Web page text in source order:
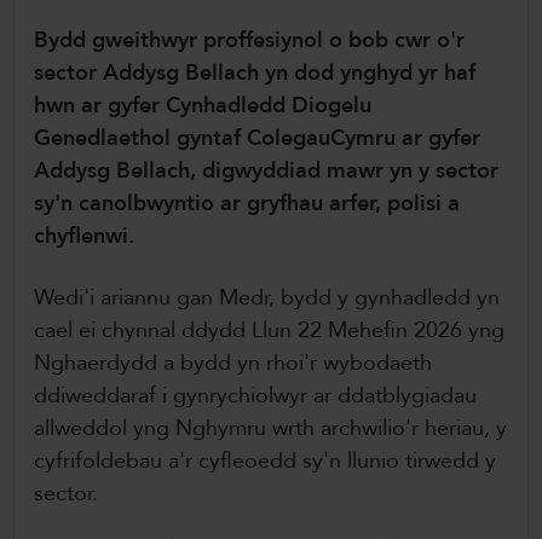
Bydd gweithwyr proffesiynol o bob cwr o'r
sector Addysg Bellach yn dod ynghyd yr haf
hwn ar gyfer Cynhadledd Diogelu
Genedlaethol gyntaf ColegauCymru ar gyfer
Addysg Bellach, digwyddiad mawr yn y sector
sy'n canolbwyntio ar gryfhau arfer, polisi a
chyflenwi.
Wedi'i ariannu gan Medr, bydd y gynhadledd yn
cael ei chynnal ddydd Llun 22 Mehefin 2026 yng
Nghaerdydd a bydd yn rhoi'r wybodaeth
ddiweddaraf i gynrychiolwyr ar ddatblygiadau
allweddol yng Nghymru wrth archwilio'r heriau, y
cyfrifoldebau a'r cyfleoedd sy'n llunio tirwedd y
sector.